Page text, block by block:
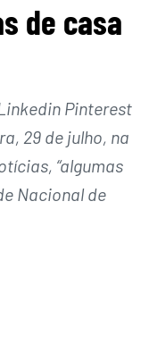
de casa
Pinterest
29 de julho, na
“algumas
Nacional de